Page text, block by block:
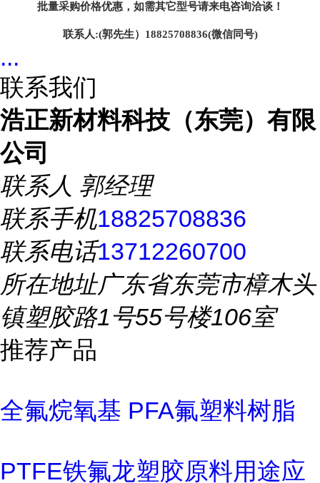
批量采购价格优惠，如需其它型号请来电咨询洽谈！
联系人:(郭先生）18825708836(微信同号)
...
联系我们
浩正新材料科技（东莞）有限
公司
联系人 郭经理
联系手机18825708836
联系电话13712260700
所在地址广东省东莞市樟木头
镇塑胶路1号55号楼106室
推荐产品
全氟烷氧基 PFA氟塑料树脂
PTFE铁氟龙塑胶原料用途应